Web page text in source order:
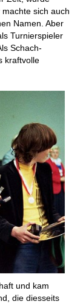
sich auch
Namen. Aber
Turnierspieler
Schach-
kraftvolle
und kam
die diesseits